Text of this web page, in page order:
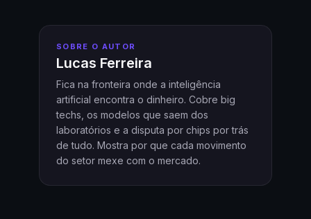
SOBRE O AUTOR
Lucas Ferreira
Fica na fronteira onde a inteligência
artificial encontra o dinheiro. Cobre big
techs, os modelos que saem dos
laboratórios e a disputa por chips por trás
de tudo. Mostra por que cada movimento
do setor mexe com o mercado.